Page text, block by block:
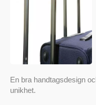
En bra handtagsdesign
unikhet.